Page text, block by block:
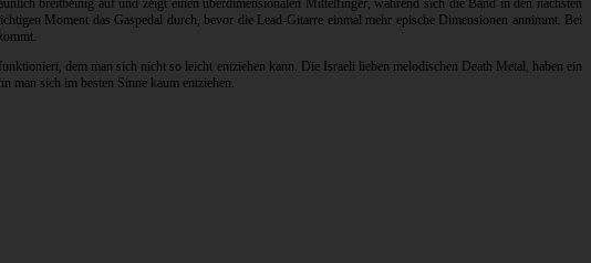
breitbeinig auf und zeigt einen überdimensionalen Mittelfinger, während sich die Band in den nächsten
Moment das Gaspedal durch, bevor die Lead-Gitarre einmal mehr epische Dimensionen annimmt. Bei
dem man sich nicht so leicht entziehen kann. Die Israeli lieben melodischen Death Metal, haben ein
man sich im besten Sinne kaum entziehen.